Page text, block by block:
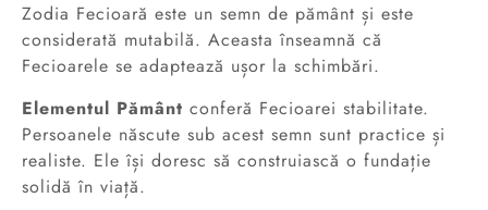
Zodia Fecioară este un semn de pământ și este
considerată mutabilă. Aceasta înseamnă că
Fecioarele se adaptează ușor la schimbări.
Elementul Pământ conferă Fecioarei stabilitate.
Persoanele născute sub acest semn sunt practice și
realiste. Ele își doresc să construiască o fundație
solidă în viață.